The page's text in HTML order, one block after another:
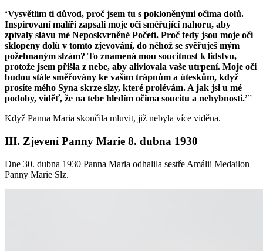
‘Vysvětlím ti důvod, proč jsem tu s pokloněnými očima dolů.
Inspirovaní malíři zapsali moje oči směřující nahoru, aby
zpívaly slávu mé Neposkvrněné Početí. Proč tedy jsou moje oči
sklopeny dolů v tomto zjevování, do něhož se svěřuješ mým
požehnaným slzám? To znamená mou soucitnost k lidstvu,
protože jsem přišla z nebe, aby aliviovala vaše utrpení. Moje oči
budou stále směřovány ke vaším trápnům a úteskům, když
prosíte mého Syna skrze slzy, které prolévám. A jak jsi u mé
podoby, viděť, že na tebe hledím očima soucitu a nehybnosti.’”
Když Panna Maria skončila mluvit, již nebyla více viděna.
III. Zjevení Panny Marie 8. dubna 1930
Dne 30. dubna 1930 Panna Maria odhalila sestře Amálii Medailon
Panny Marie Slz.